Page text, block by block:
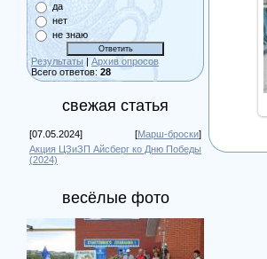
да
нет
не знаю
Результаты | Архив опросов
Всего ответов: 28
свежая статья
[07.05.2024] [Марш-броски]
Акция ЦЗиЗП Айсберг ко Дню Победы
(2024)
весёлые фото